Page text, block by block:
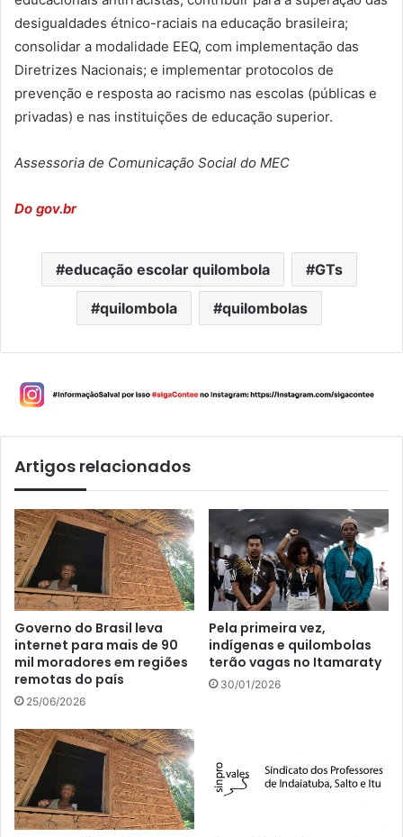
desigualdades étnico-raciais na educação brasileira;
consolidar a modalidade EEQ, com implementação das
Diretrizes Nacionais; e implementar protocolos de
prevenção e resposta ao racismo nas escolas (públicas e
privadas) e nas instituições de educação superior.
Assessoria de Comunicação Social do MEC
Do gov.br
educação escolar quilombola GTs
quilombola quilombolas
Artigos relacionados
Governo do Brasil leva
internet para mais de 90
mil moradores em regiões
remotas do país
25/06/2026
Pela primeira vez,
indígenas e quilombolas
terão vagas no Itamaraty
30/01/2026